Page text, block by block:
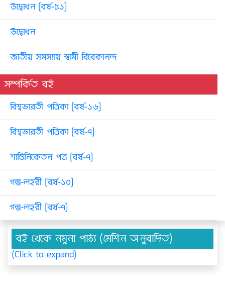
উদ্বোধন [বর্ষ-৫১]
উদ্বোধন
জাতীয় সমস্যায় স্বামী বিবেকানন্দ
সম্পর্কিত বই
বিশ্বভারতী পত্রিকা [বর্ষ-১৬]
বিশ্বভারতী পত্রিকা [বর্ষ-৭]
শান্তিনিকেতন পত্র [বর্ষ-৭]
গল্প-লহরী [বর্ষ-১০]
গল্প-লহরী [বর্ষ-৭]
বই থেকে নমুনা পাঠ্য (মেশিন অনুবাদিত)
(Click to expand)